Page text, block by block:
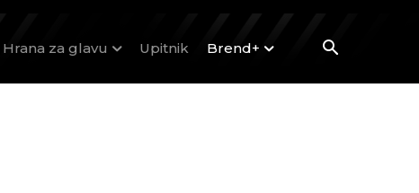
Hrana za glavu Upitnik Brend+